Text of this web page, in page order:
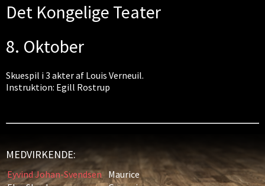
Det Kongelige Teater
8. Oktober
Skuespil i 3 akter af Louis Verneuil.
Instruktion: Egill Rostrup
MEDVIRKENDE:
Eyvind Johan-Svendsen Maurice